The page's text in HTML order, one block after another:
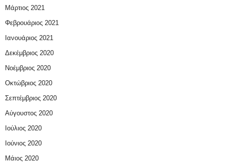
Μάρτιος 2021
Φεβρουάριος 2021
Ιανουάριος 2021
Δεκέμβριος 2020
Νοέμβριος 2020
Οκτώβριος 2020
Σεπτέμβριος 2020
Αύγουστος 2020
Ιούλιος 2020
Ιούνιος 2020
Μάιος 2020